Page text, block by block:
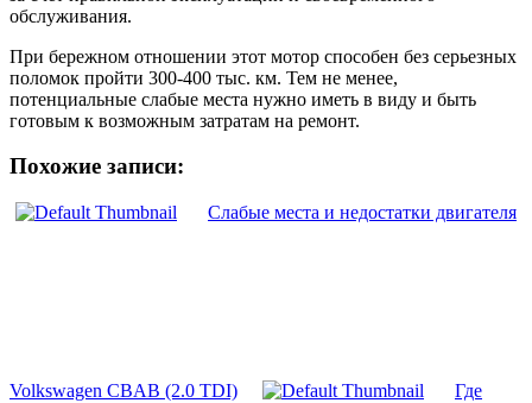
обслуживания.
При бережном отношении этот мотор способен без серьезных
поломок пройти 300-400 тыс. км. Тем не менее,
потенциальные слабые места нужно иметь в виду и быть
готовым к возможным затратам на ремонт.
Похожие записи:
Слабые места и недостатки двигателя
Volkswagen CBAB (2.0 TDI) Где